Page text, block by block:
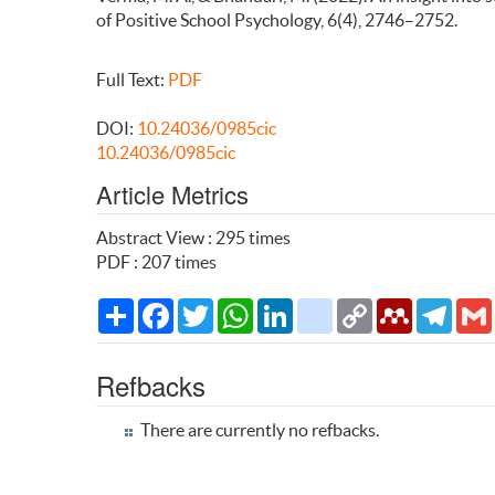
of Positive School Psychology, 6(4), 2746–2752.
Full Text: PDF
DOI: 10.24036/0985cic
10.24036/0985cic
Article Metrics
Abstract View : 295 times
PDF : 207 times
Share Facebook
TwitterWhatsApp
LinkedInciteulikeCopy
Link
Mendeley
Refbacks
There are currently no refbacks.